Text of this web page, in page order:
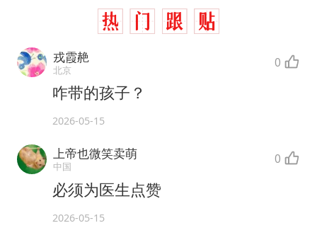
戎霞赩
北京 0
咋带的孩子？
2026-05-15
上帝也微笑卖萌
中国 0
必须为医生点赞
2026-05-15